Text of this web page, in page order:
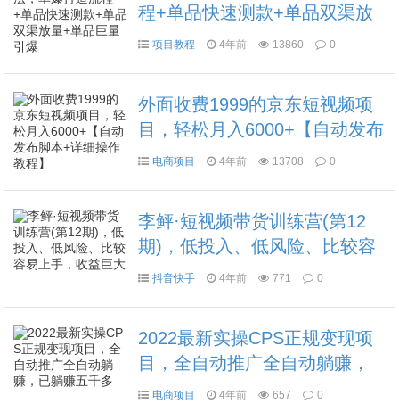
程+单品快速测款+单品双渠放
量+単品巨量引爆
项目教程 4年前 13860 0
外面收费1999的京东短视频项
目，轻松月入6000+【自动发布
脚本+详细操作教程】
电商项目 4年前 13708 0
李鲆·短视频带货训练营(第12
期)，低投入、低风险、比较容
易上手，收益巨大
抖音快手 4年前 771 0
2022最新实操CPS正规变现项
目，全自动推广全自动躺赚，
已躺赚五千多
电商项目 4年前 657 0